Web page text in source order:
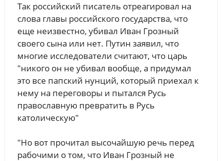
Так российский писатель отреагировал на
слова главы российского государства, что
еще неизвестно, убивал Иван Грозный
своего сына или нет. Путин заявил, что
многие исследователи считают, что царь
"никого он не убивал вообще, а придумал
это все папский нунций, который приехал к
нему на переговоры и пытался Русь
православную превратить в Русь
католическую"
"Но вот прочитал высочайшую речь перед
рабочими о том, что Иван Грозный не